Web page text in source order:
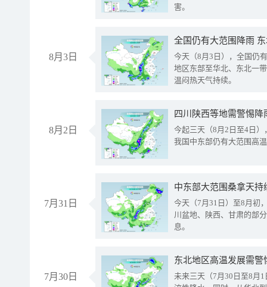
害。
8月3日
全国仍有大范围降雨
今天（8月3日），全国仍
地区东部至华北、东北一
温闷热天气持续。
8月2日
今起三天（8月2日至4日
我国中东部仍有大范围高
7月31日
中东部大范围桑拿天
今天（7月31日）至8月初
川盆地、陕西、甘肃的部
息。
7月30日
东北地区高温发展需
未来三天（7月30日至8月